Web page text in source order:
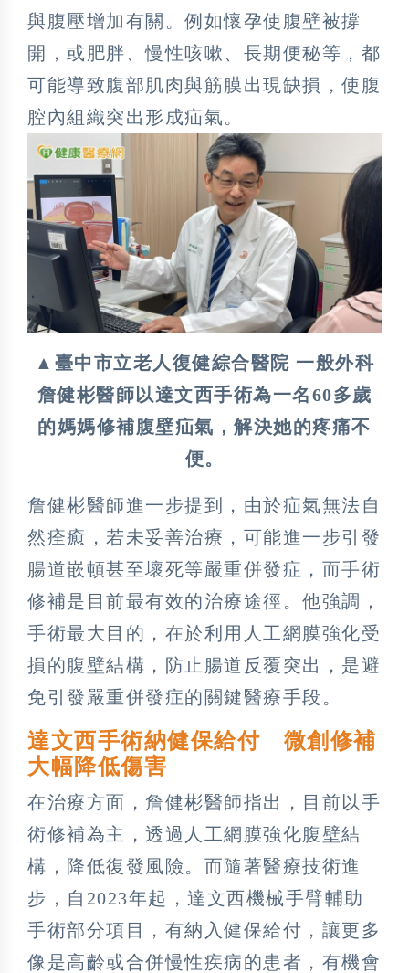
與腹壓增加有關。例如懷孕使腹壁被撐
開，或肥胖、慢性咳嗽、長期便秘等，都
可能導致腹部肌肉與筋膜出現缺損，使腹
腔內組織突出形成疝氣。
▲臺中市立老人復健綜合醫院 一般外科
詹健彬醫師以達文西手術為一名60多歲
的媽媽修補腹壁疝氣，解決她的疼痛不
便。
詹健彬醫師進一步提到，由於疝氣無法自
然痊癒，若未妥善治療，可能進一步引發
腸道嵌頓甚至壞死等嚴重併發症，而手術
修補是目前最有效的治療途徑。他強調，
手術最大目的，在於利用人工網膜強化受
損的腹壁結構，防止腸道反覆突出，是避
免引發嚴重併發症的關鍵醫療手段。
達文西手術納健保給付 微創修補
大幅降低傷害
在治療方面，詹健彬醫師指出，目前以手
術修補為主，透過人工網膜強化腹壁結
構，降低復發風險。而隨著醫療技術進
步，自2023年起，達文西機械手臂輔助
手術部分項目，有納入健保給付，讓更多
像是高齡或合併慢性疾病的患者，有機會